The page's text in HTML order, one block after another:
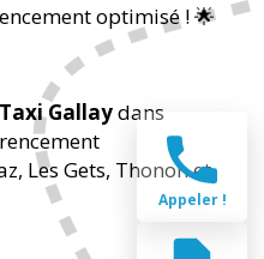
optimisé ! 🌟
Taxi Gallaydans
Les Gets, Thonon et
Appeler !